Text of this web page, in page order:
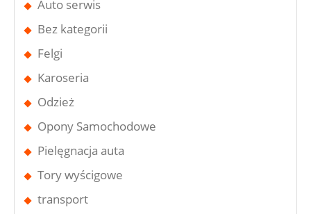
Auto serwis
Bez kategorii
Felgi
Karoseria
Odzież
Opony Samochodowe
Pielęgnacja auta
Tory wyścigowe
transport